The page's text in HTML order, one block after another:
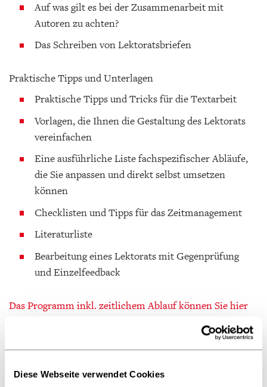
Diese Webseite verwendet Cookies
Auf was gilt es bei der Zusammenarbeit mit
Autoren zu achten?
Das Schreiben von Lektoratsbriefen
Praktische Tipps und Unterlagen
Praktische Tipps und Tricks für die Textarbeit
Vorlagen, die Ihnen die Gestaltung des Lektorats
vereinfachen
Eine ausführliche Liste fachspezifischer Abläufe,
die Sie anpassen und direkt selbst umsetzen
können
Checklisten und Tipps für das Zeitmanagement
Literaturliste
Bearbeitung eines Lektorats mit Gegenprüfung
und Einzelfeedback
Das Programm inkl. zeitlichem Ablauf können Sie hier
Referentin: